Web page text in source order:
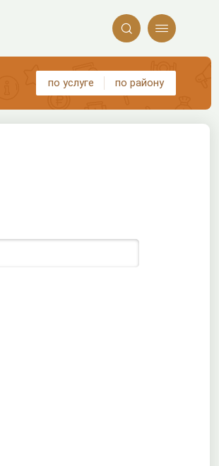
 
по услуге по району